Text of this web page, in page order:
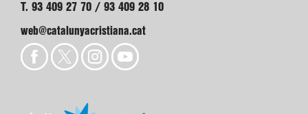
T. 93 409 27 70 / 93 409 28 10
web@catalunyacristiana.cat